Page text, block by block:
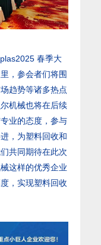
春季大
，参会者们将围
趋势等诸多热点
机械也将在后续
业的态度，参与
，为塑料回收和
共同期待在此次
这样的优秀企业
，实现塑料回收